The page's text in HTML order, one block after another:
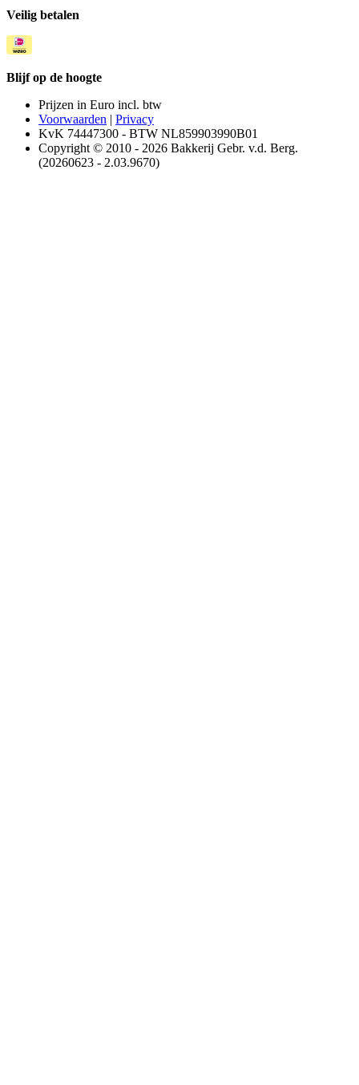
Veilig betalen
Blijf op de hoogte
Prijzen in Euro incl. btw
Voorwaarden | Privacy
KvK 74447300 - BTW NL859903990B01
Copyright © 2010 - 2026 Bakkerij Gebr. v.d. Berg.
(20260623 - 2.03.9670)